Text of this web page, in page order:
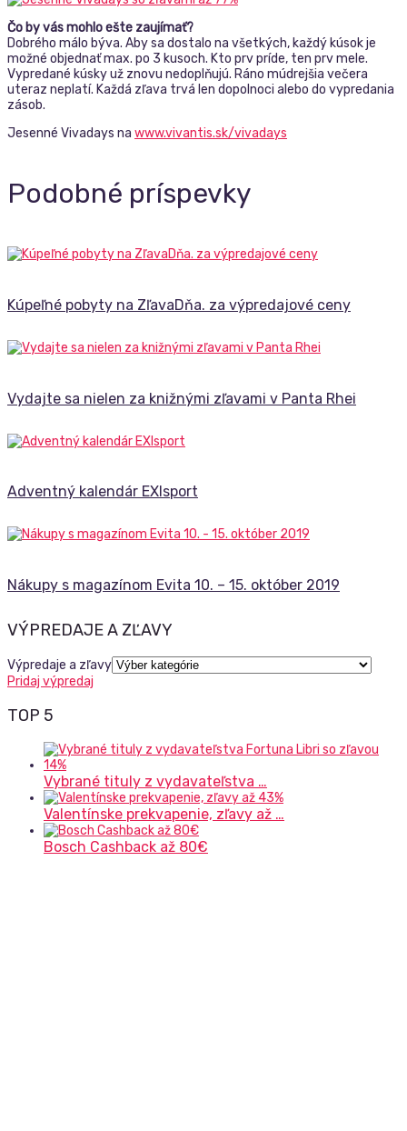
Čo by vás mohlo ešte zaujímať?
Dobrého málo býva. Aby sa dostalo na všetkých, každý kúsok je
možné objednať max. po 3 kusoch. Kto prv príde, ten prv mele.
Vypredané kúsky už znovu nedoplňujú. Ráno múdrejšia večera
uteraz neplatí. Každá zľava trvá len dopolnoci alebo do vypredania
zásob.
Jesenné Vivadays na www.vivantis.sk/vivadays
Podobné príspevky
Kúpeľné pobyty na ZľavaDňa. za výpredajové ceny
Vydajte sa nielen za knižnými zľavami v Panta Rhei
Adventný kalendár EXIsport
Nákupy s magazínom Evita 10. – 15. október 2019
VÝPREDAJE A ZĽAVY
Výpredaje a zľavy
Pridaj výpredaj
TOP 5
Vybrané tituly z vydavateľstva …
Valentínske prekvapenie, zľavy až …
Bosch Cashback až 80€